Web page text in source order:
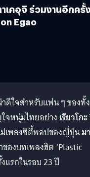
าเคอุจิ ร่วมงานอีกครั้
Egao
ดีใจสำหรับแฟน ๆ ของทั้ง
จหนุ่มไทยอย่าง เรียวโก
ม่เพลงซิตี้พอปของญี่ปุ่นม
องบทเพลงฮิต ‘Plastic
แรกในรอบ 23 ปี